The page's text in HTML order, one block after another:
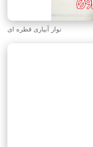
نوار آبیاری قطره ای